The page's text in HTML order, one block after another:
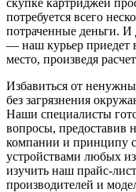
потребуется всего
потраченные деньги. И
— наш курьер приедет
место, произведя
Избавиться от
без загрязнения
Наши специалисты
вопросы, предоставив
компании и принципу
устройствами любых
изучить наш прайс-
производителей и